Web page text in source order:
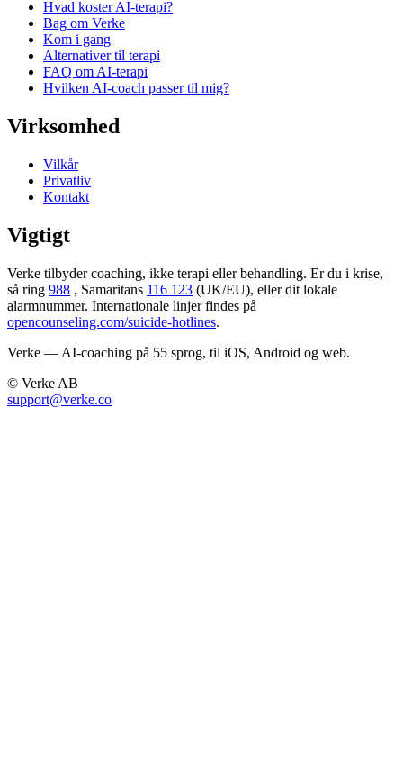
Hvad koster AI-terapi?
Bag om Verke
Kom i gang
Alternativer til terapi
FAQ om AI-terapi
Hvilken AI-coach passer til mig?
Virksomhed
Vilkår
Privatliv
Kontakt
Vigtigt
Verke tilbyder coaching, ikke terapi eller behandling. Er du i krise,
så ring 988 , Samaritans 116 123 (UK/EU), eller dit lokale
alarmnummer. Internationale linjer findes på
opencounseling.com/suicide-hotlines.
Verke — AI-coaching på 55 sprog, til iOS, Android og web.
© Verke AB
support@verke.co